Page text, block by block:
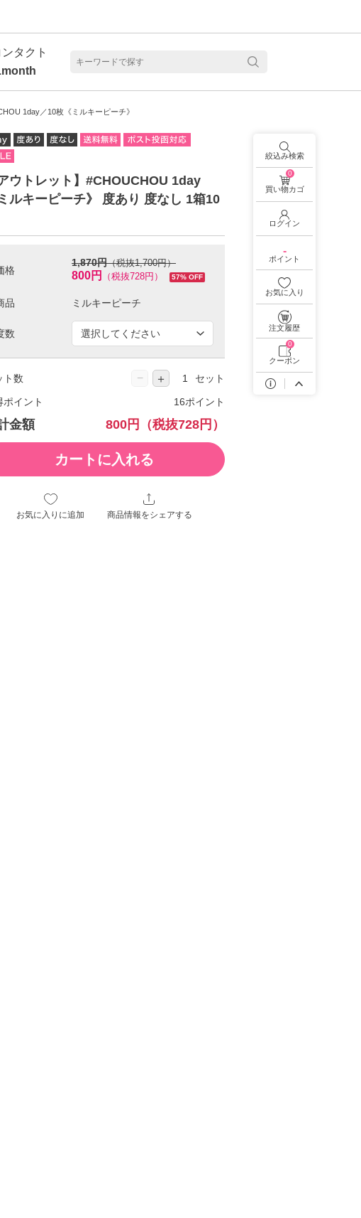
1day／10枚《ミルキーピーチ》
アウトレット】#CHOUCHOU 1day
ミルキーピーチ》 度あり 度なし 1箱10
格
1,870円（税抜1,700円）
800円 （税抜728円） 57% OFF
品
数
ト数 − ＋ セット
ポイント 16ポイント
金額 800円 （税抜728円）
カートに入れる
お気に入りに追加 商品情報をシェアする
タクト
絞込み検索
0
買い物カゴ
ログイン
-
ポイント
お気に入り
注文履歴
0
クーポン
覧を見る
乱視用カラコン 1day商品一覧を見る
遠近両用カラコン 1day商品一覧を見る
カラコン・サークルレンズ 2week商品一覧を見る
カラコン・サークルレンズ 1month商品一覧を見る
覧を見る 乱視用カラコン 1day商品一覧を見る
クリアコンタクトレンズ 2week 商品一覧を見る
乱視用カラコン 1day商品一覧を見る
乱視用カラコン 1month商品一覧を見る